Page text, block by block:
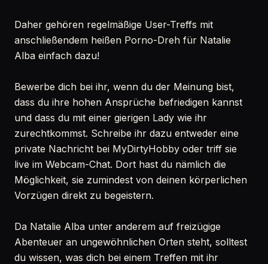
Daher gehören regelmäßige User-Treffs mit
anschließendem heißen Porno-Dreh für Natalie
Alba einfach dazu!
Bewerbe dich bei ihr, wenn du der Meinung bist,
dass du ihre hohen Ansprüche befriedigen kannst
und dass du mit einer gierigen Lady wie ihr
zurechtkommst. Schreibe ihr dazu entweder eine
private Nachricht bei MyDirtyHobby oder triff sie
live im Webcam-Chat. Dort hast du nämlich die
Möglichkeit, sie zumindest von deinen körperlichen
Vorzügen direkt zu begeistern.
Da Natalie Alba unter anderem auf freizügige
Abenteuer an ungewöhnlichen Orten steht, solltest
du wissen, was dich bei einem Treffen mit ihr